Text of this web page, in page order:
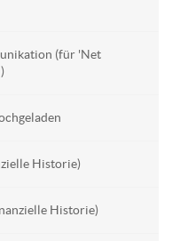
(für 'Net
Historie)
Historie)